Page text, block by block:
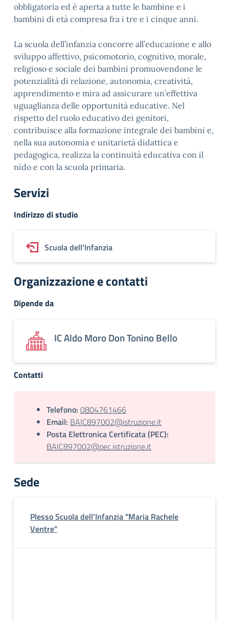
obbligatoria ed è aperta a tutte le bambine e i
bambini di età compresa fra i tre e i cinque anni.
La scuola dell’infanzia concorre all’educazione e allo
sviluppo affettivo, psicomotorio, cognitivo, morale,
religioso e sociale dei bambini promuovendone le
potenzialità di relazione, autonomia, creatività,
apprendimento e mira ad assicurare un’effettiva
uguaglianza delle opportunità educative. Nel
rispetto del ruolo educativo dei genitori,
contribuisce alla formazione integrale dei bambini e,
nella sua autonomia e unitarietà didattica e
pedagogica, realizza la continuità educativa con il
nido e con la scuola primaria.
Servizi
Indirizzo di studio
Scuola dell'Infanzia
Organizzazione e contatti
Dipende da
IC Aldo Moro Don Tonino Bello
Contatti
Telefono: 0804761466
Email: BAIC897002@istruzione.it
Posta Elettronica Certificata (PEC):
BAIC897002@pec.istruzione.it
Sede
Plesso Scuola dell'Infanzia "Maria Rachele
Ventre"